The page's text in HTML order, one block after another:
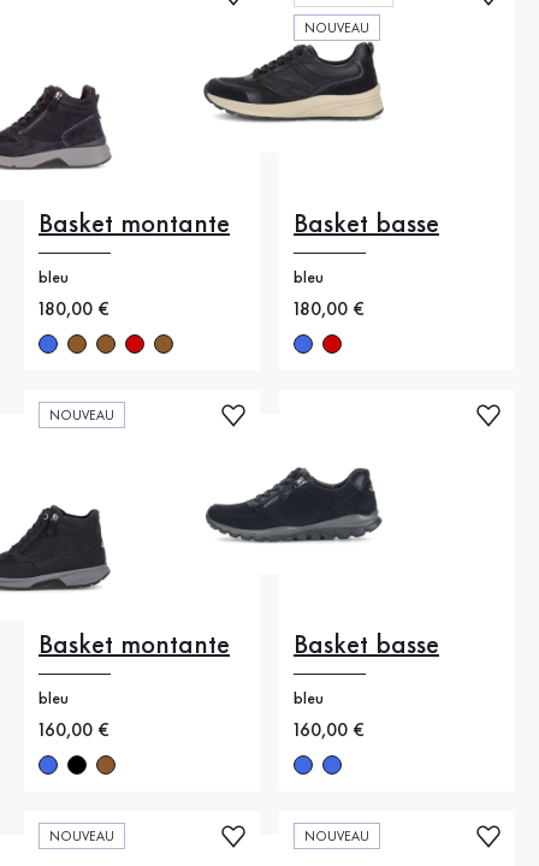
Basket montante
bleu
Nouveau prix
180,00 €
NOUVEAU
Basket basse
bleu
Nouveau prix
180,00 €
NOUVEAU
Basket montante
bleu
Nouveau prix
160,00 €
Basket basse
bleu
Nouveau prix
160,00 €
NOUVEAU NOUVEAU